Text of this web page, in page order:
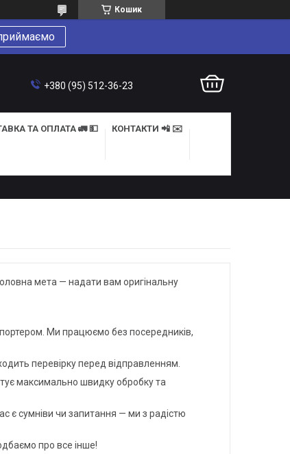
Кошик
+380 (95) 512-36-23
ТА ОПЛАТА 🚛 💵 КОНТАКТИ 📲 ✉️
мета — надати вам оригінальну
Ми працюємо без посередників,
перевірку перед відправленням.
максимально швидку обробку та
є сумніви чи запитання — ми з радістю
про все інше!